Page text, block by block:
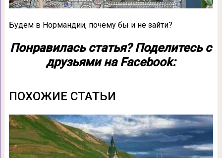
Будем в Нормандии, почему бы и не зайти?
Понравилась статья? Поделитесь с
друзьями на Facebook:
ПОХОЖИЕ СТАТЬИ